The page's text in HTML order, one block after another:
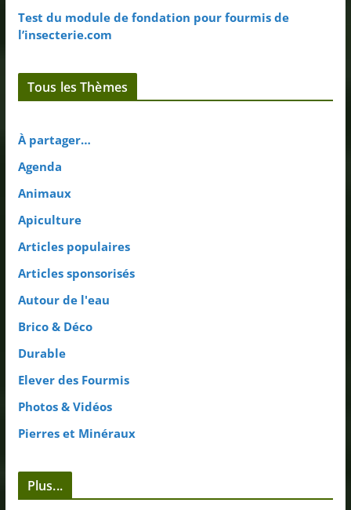
Test du module de fondation pour fourmis de
l’insecterie.com
Tous les Thèmes
À partager…
Agenda
Animaux
Apiculture
Articles populaires
Articles sponsorisés
Autour de l'eau
Brico & Déco
Durable
Elever des Fourmis
Photos & Vidéos
Pierres et Minéraux
Plus...